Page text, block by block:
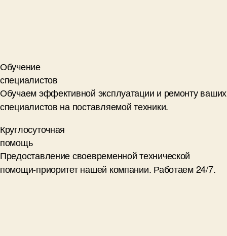
Обучение
специалистов
Обучаем эффективной эксплуатации и ремонту ваших
специалистов на поставляемой техники.
Круглосуточная
помощь
Предоставление своевременной технической
помощи-приоритет нашей компании. Работаем 24/7.